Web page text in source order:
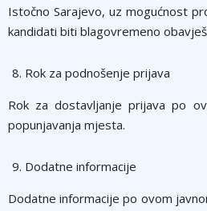
Istočno Sarajevo, uz mogućnost
kandidati biti blagovremeno
Rok za podnošenje prijava
Rok za dostavljanje prijava po
popunjavanja mjesta.
Dodatne informacije
Dodatne informacije po ovom